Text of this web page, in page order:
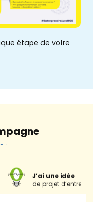
étape de votre
J’ai une idée
de projet